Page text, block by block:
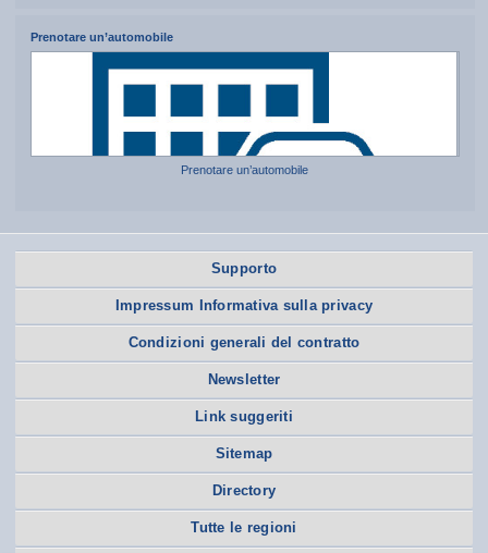
Prenotare un’automobile
Prenotare un’automobile
Supporto
Impressum Informativa sulla privacy
Condizioni generali del contratto
Newsletter
Link suggeriti
Sitemap
Directory
Tutte le regioni